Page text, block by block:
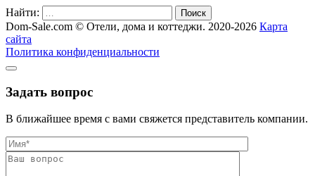
Найти: Поиск
Dom-Sale.com © Отели, дома и коттеджи. 2020-2026 Карта
сайта
Политика конфиденциальности
Задать вопрос
В ближайшее время с вами свяжется представитель компании.